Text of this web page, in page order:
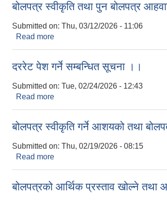
बोलपत्र स्वीकृति तथा पुन बोलपत्र
Submitted on: Thu, 03/12/2026 - 11:06
Read more
दररेट पेश गर्ने सम्बन्धित सूचना ।।
Submitted on: Tue, 02/24/2026 - 12:43
Read more
बोलपत्र स्वीकृति गर्ने आशयको तथा
Submitted on: Thu, 02/19/2026 - 08:15
Read more
बोलपत्रको आर्थिक प्रस्ताव खोल्ने